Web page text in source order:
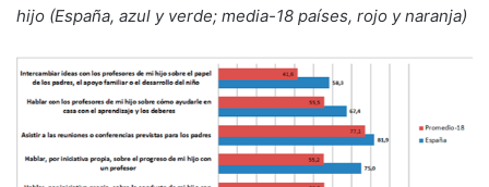
hijo (España, azul y verde; media-18 países, rojo y naranja)